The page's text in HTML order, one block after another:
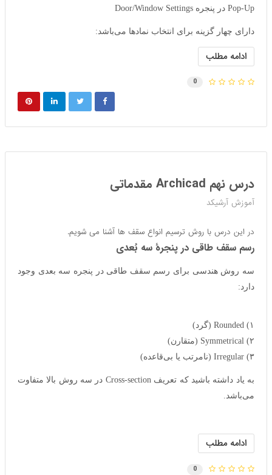
Pop-Up در پنجره Door/Window Settings
دارای چهار گزینه برای انتخاب نماد‌ها می‌باشد:
ادامه مطلب
0
درس نهم Archicad مقدماتی
آموزش آرشیکد
در این درس با روش ترسیم انواع سقف ها آشنا می شویم.
رسم سقف طاقی در پنجرهٔ سه بُعدی
سه روش هندسی برای رسم سقف طاقی در پنجره سه بعدی وجود
دارد:
۱) Rounded (گرد)
۲) Symmetrical (متقارن)
۳) Irregular (نامرتب یا بی‌قاعده)
به یاد داشته باشید که تعریف Cross-section در سه روش بالا متفاوت
می‌باشد.
ادامه مطلب
0